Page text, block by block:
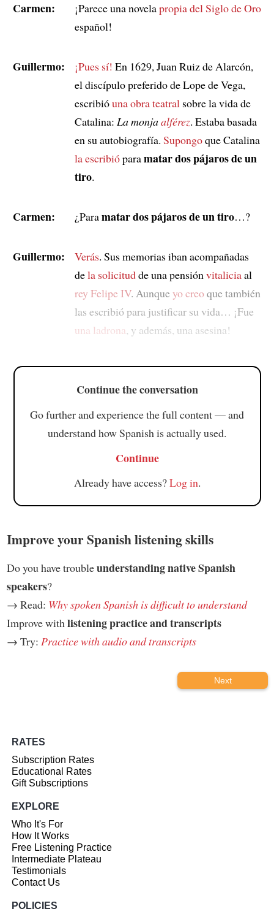
Carmen: ¡Parece una novelapropia del Siglo de Oro
español!
Guillermo: ¡Pues sí! En 1629, Juan Ruiz de Alarcón,
el discípulo preferido de Lope de Vega,
escribióuna obra teatral sobre la vida de
Catalina: La monjaalférez. Estaba basada
en su autobiografía. Supongoque Catalina
la escribióparamatar dos pájaros de un
tiro.
Carmen: ¿Paramatar dos pájaros de un tiro…?
Guillermo: Verás. Sus memorias iban acompañadas
dela solicitudde una pensión vitaliciaal
rey Felipe IV. Aunqueyo creoque también
las escribió para justificar su vida… ¡Fue
una ladrona, y además, una asesina!
Continue the conversation
Go further and experience the full content — and
understand how Spanish is actually used.
Continue
Already have access?Log in.
Improve your Spanish listening skills
Do you have troubleunderstanding native Spanish
speakers?
→ Read: Why spoken Spanish is difficult to understand
Improve with listening practice and transcripts
→ Try: Practice with audio and transcripts
Next
RATES
Subscription Rates
Educational Rates
Gift Subscriptions
EXPLORE
Who It's For
How It Works
Free Listening Practice
Intermediate Plateau
Testimonials
Contact Us
POLICIES